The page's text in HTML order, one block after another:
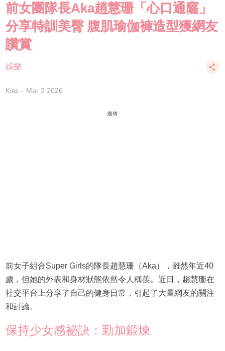
前女團隊長Aka趙慧珊「心口通窿」
分享特訓美臀 腹肌瑜伽褲造型獲網友
讚賞
娛樂
Kiss Mar 2 2026
廣告
前女子組合Super Girls的隊長趙慧珊（Aka），雖然年近40
歲，但她的外表和身材狀態依然令人稱羨。近日，趙慧珊在
社交平台上分享了自己的健身日常，引起了大量網友的關注
和討論。
保持少女感祕訣：勤加鍛煉